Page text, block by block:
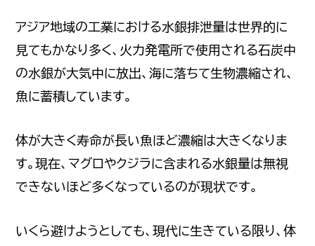
アジア地域の工業における水銀排泄量は世界的に
見てもかなり多く、火力発電所で使用される石炭中
の水銀が大気中に放出、海に落ちて生物濃縮され、
魚に蓄積しています。
体が大きく寿命が長い魚ほど濃縮は大きくなりま
す。現在、マグロやクジラに含まれる水銀量は無視
できないほど多くなっているのが現状です。
いくら避けようとしても、現代に生きている限り、体